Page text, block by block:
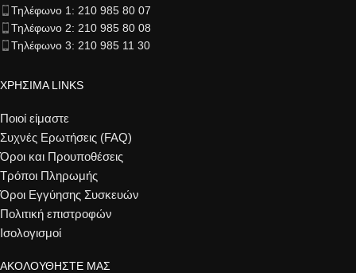
Τηλέφωνο 1: 210 985 80 07
Τηλέφωνο 2: 210 985 80 08
Τηλέφωνο 3: 210 985 11 30
ΧΡΗΣΙΜΑ LINKS
Ποιοί είμαστε
Συχνές Ερωτήσεις (FAQ)
Όροι και Προυποθέσεις
Τρόποι Πληρωμής
Όροι Εγγύησης Συσκευών
Πολιτική επιστροφών
Ισολογισμοί
ΑΚΟΛΟΥΘΉΣΤΕ ΜΑΣ